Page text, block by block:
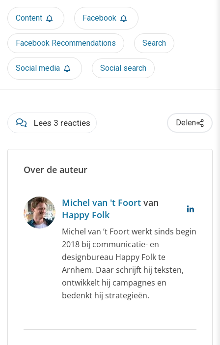
Content Facebook
Facebook Recommendations Search
Social media Social search
Lees 3 reacties Delen
Over de auteur
Michel van 't Foort van
Happy Folk
Michel van ’t Foort werkt sinds begin
2018 bij communicatie- en
designbureau Happy Folk te
Arnhem. Daar schrijft hij teksten,
ontwikkelt hij campagnes en
bedenkt hij strategieën.